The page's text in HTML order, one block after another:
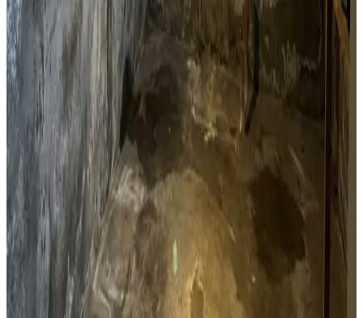
Kælderventilation
Kælderfugt, opstigende fugt og kondens i
Frederikshavn? Vi installerer ventilation der adresserer
fugtproblemet i din kælder.
Læs mere